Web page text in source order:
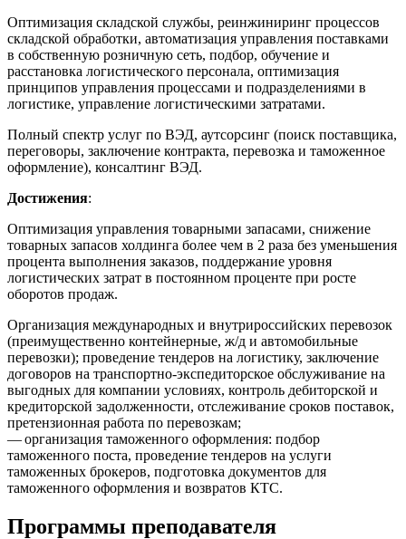
Оптимизация складской службы, реинжиниринг процессов
складской обработки, автоматизация управления поставками
в собственную розничную сеть, подбор, обучение и
расстановка логистического персонала, оптимизация
принципов управления процессами и подразделениями в
логистике, управление логистическими затратами.
Полный спектр услуг по ВЭД, аутсорсинг (поиск поставщика,
переговоры, заключение контракта, перевозка и таможенное
оформление), консалтинг ВЭД.
Достижения:
Оптимизация управления товарными запасами, снижение
товарных запасов холдинга более чем в 2 раза без уменьшения
процента выполнения заказов, поддержание уровня
логистических затрат в постоянном проценте при росте
оборотов продаж.
Организация международных и внутрироссийских перевозок
(преимущественно контейнерные, ж/д и автомобильные
перевозки); проведение тендеров на логистику, заключение
договоров на транспортно-экспедиторское обслуживание на
выгодных для компании условиях, контроль дебиторской и
кредиторской задолженности, отслеживание сроков поставок,
претензионная работа по перевозкам;
— организация таможенного оформления: подбор
таможенного поста, проведение тендеров на услуги
таможенных брокеров, подготовка документов для
таможенного оформления и возвратов КТС.
Программы преподавателя